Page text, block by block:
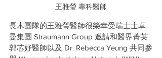
王雅瑩 專科醫師
長木團隊的王雅瑩醫師很榮幸受瑞士士卓
曼集團 Straumann Group 邀請和醫界菁英
郭芯妤醫師以及 Dr. Rebecca Yeung 共同參